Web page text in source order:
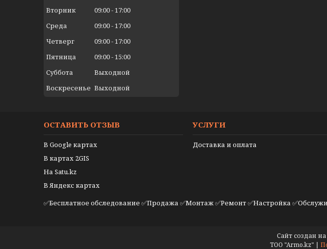
Вторник
09:00 17:00
Среда
09:00 17:00
Четверг
09:00 17:00
Пятница
09:00 15:00
Суббота
Выходной
Воскресенье Выходной
ОСТАВИТЬ ОТЗЫВ
В Google картах
В картах 2GIS
На Satu.kz
В Яндекс картах
УСЛУГИ
Доставка и оплата
✅Бесплатное обследование ✅Продажа ✅Монтаж ✅Ремонт ✅Настройка
Сайт создан
ТОО "Armo.kz" |